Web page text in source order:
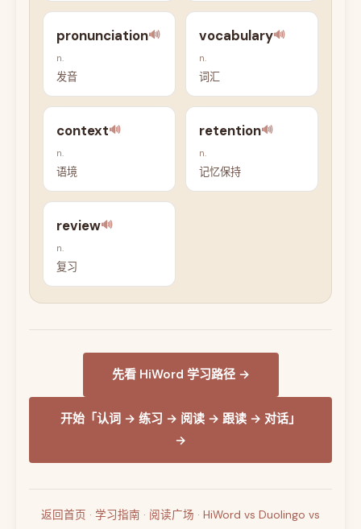
pronunciation🔊
n.
发音
vocabulary🔊
n.
词汇
context🔊
n.
语境
retention🔊
n.
记忆保持
review🔊
n.
复习
先看 HiWord 学习路径 →
开始「认词 → 练习 → 阅读 → 跟读 → 对话」
→
返回首页 · 学习指南 · 阅读广场 · HiWord vs Duolingo vs